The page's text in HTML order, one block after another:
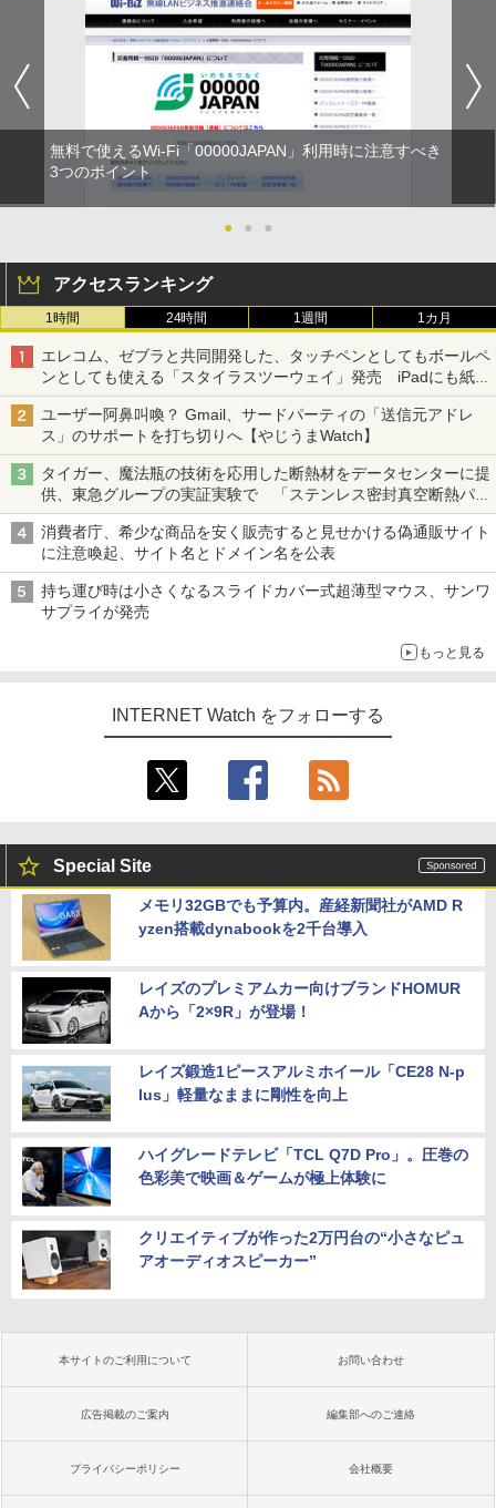
無料で使えるWi-Fi「00000JAPAN」利用時に注意すべき
3つのポイント
● ● ●
アクセスランキング
1時間 24時間 1週間 1カ月
エレコム、ゼブラと共同開発した、タッチペンとしてもボールペ
ンとしても使える「スタイラスツーウェイ」発売 iPadにも紙に
も、持ち替えずに書き込める
ユーザー阿鼻叫喚？ Gmail、サードパーティの「送信元アドレ
ス」のサポートを打ち切りへ【やじうまWatch】
タイガー、魔法瓶の技術を応用した断熱材をデータセンターに提
供、東急グループの実証実験で 「ステンレス密封真空断熱パネ
ル TIVIP」
消費者庁、希少な商品を安く販売すると見せかける偽通販サイト
に注意喚起、サイト名とドメイン名を公表
持ち運び時は小さくなるスライドカバー式超薄型マウス、サンワ
サプライが発売
もっと見る
INTERNET Watch をフォローする
Special Site
メモリ32GBでも予算内。産経新聞社がAMD R
yzen搭載dynabookを2千台導入
レイズのプレミアムカー向けブランドHOMUR
Aから「2×9R」が登場！
レイズ鍛造1ピースアルミホイール「CE28 N-p
lus」軽量なままに剛性を向上
ハイグレードテレビ「TCL Q7D Pro」。圧巻の
色彩美で映画＆ゲームが極上体験に
クリエイティブが作った2万円台の“小さなピュ
アオーディオスピーカー”
本サイトのご利用について お問い合わせ
広告掲載のご案内 編集部へのご連絡
プライバシーポリシー 会社概要